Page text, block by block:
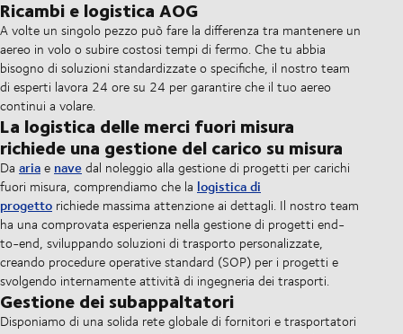
Ricambi e logistica AOG
A volte un singolo pezzo può fare la differenza tra mantenere un
aereo in volo o subire costosi tempi di fermo. Che tu abbia
bisogno di soluzioni standardizzate o specifiche, il nostro team
di esperti lavora 24 ore su 24 per garantire che il tuo aereo
continui a volare.
La logistica delle merci fuori misura
richiede una gestione del carico su misura
Da ariae navedal noleggio alla gestione di progetti per carichi
fuori misura, comprendiamo che la logistica di
progetto richiede massima attenzione ai dettagli. Il nostro team
ha una comprovata esperienza nella gestione di progetti end-
to-end, sviluppando soluzioni di trasporto personalizzate,
creando procedure operative standard (SOP) per i progetti e
svolgendo internamente attività di ingegneria dei trasporti.
Gestione dei subappaltatori
Disponiamo di una solida rete globale di fornitori e trasportatori